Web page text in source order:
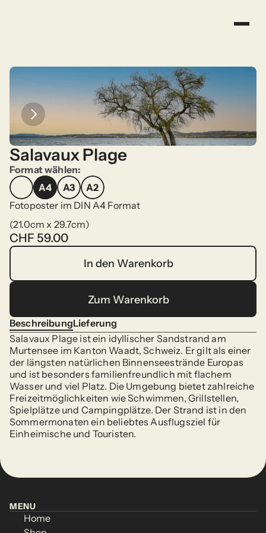
Salavaux Plage
Format wählen:
A4
A4
A3
A3
A2
A2
Fotoposter im DIN A4 Format
(21.0cm x 29.7cm)
CHF 59.00
In den Warenkorb
In den Warenkorb
Zum Warenkorb
Zum Warenkorb
Beschreibung
Beschreibung
Lieferung
Lieferung
Salavaux Plage ist ein idyllischer Sandstrand am
Murtensee im Kanton Waadt, Schweiz. Er gilt als einer
der längsten natürlichen Binnenseestrände Europas
und ist besonders familienfreundlich mit flachem
Wasser und viel Platz. Die Umgebung bietet zahlreiche
Freizeitmöglichkeiten wie Schwimmen, Grillstellen,
Spielplätze und Campingplätze. Der Strand ist in den
Sommermonaten ein beliebtes Ausflugsziel für
Einheimische und Touristen.
MENU
MENU
Home
Home